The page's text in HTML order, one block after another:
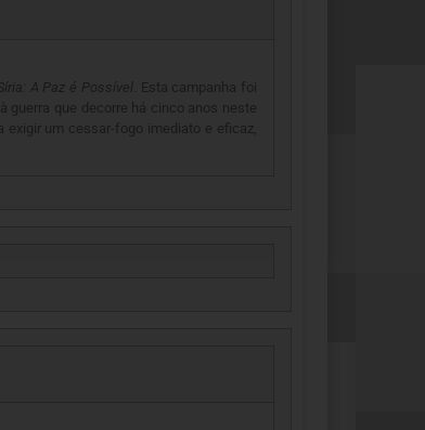
Síria: A Paz é Possível. Esta campanha foi
guerra que decorre há cinco anos neste
um cessar-fogo imediato e eficaz,